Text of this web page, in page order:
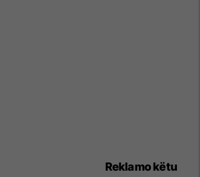
Reklamo këtu